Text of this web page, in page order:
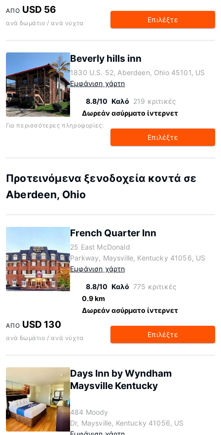
ΑΠΌ USD 56
ανά δωμάτιο / ανά νύχτα Επιλέξτε
Beverly hills inn
1830 U.S. 52, Aberdeen, Ohio 45101, US
Εμφάνιση χάρτη
8.8/10 Καλό 219 κριτικές
Δωρεάν ασύρματο ίντερνετ
Για περισσότερες πληροφορίες:
Επιλέξτε
Προτεινόμενα ξενοδοχεία κοντά σε
Aberdeen, Ohio
French Quarter Inn
25 East McDonald
Parkway, Maysville, Kentucky 41056, US
Εμφάνιση χάρτη
8.8/10 Καλό 775 κριτικές
0.9 km
Δωρεάν ασύρματο ίντερνετ
ΑΠΌ USD 130
ανά δωμάτιο / ανά νύχτα Επιλέξτε
Days Inn by Wyndham
Maysville Kentucky
484 Moody
Dr, Maysville, Kentucky 41056, US